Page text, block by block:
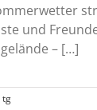
und
– […]
tg